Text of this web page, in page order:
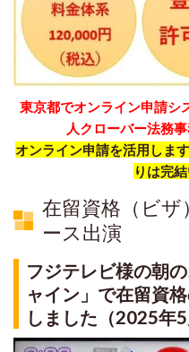
東京都でオンライン申請シ
人クローバー法務
オンライン申請を活用しま
りは完
在留資格（ビザ
ース出演
フジテレビ様の朝
ャイン」で在留資
しました（2025年5